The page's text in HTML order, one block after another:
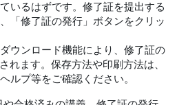
いるはずです。修了証を提出する
「修了証の発行」ボタンをクリッ
ウンロード機能により、修了証の
れます。保存方法や印刷方法は、
ルプ等をご確認ください。